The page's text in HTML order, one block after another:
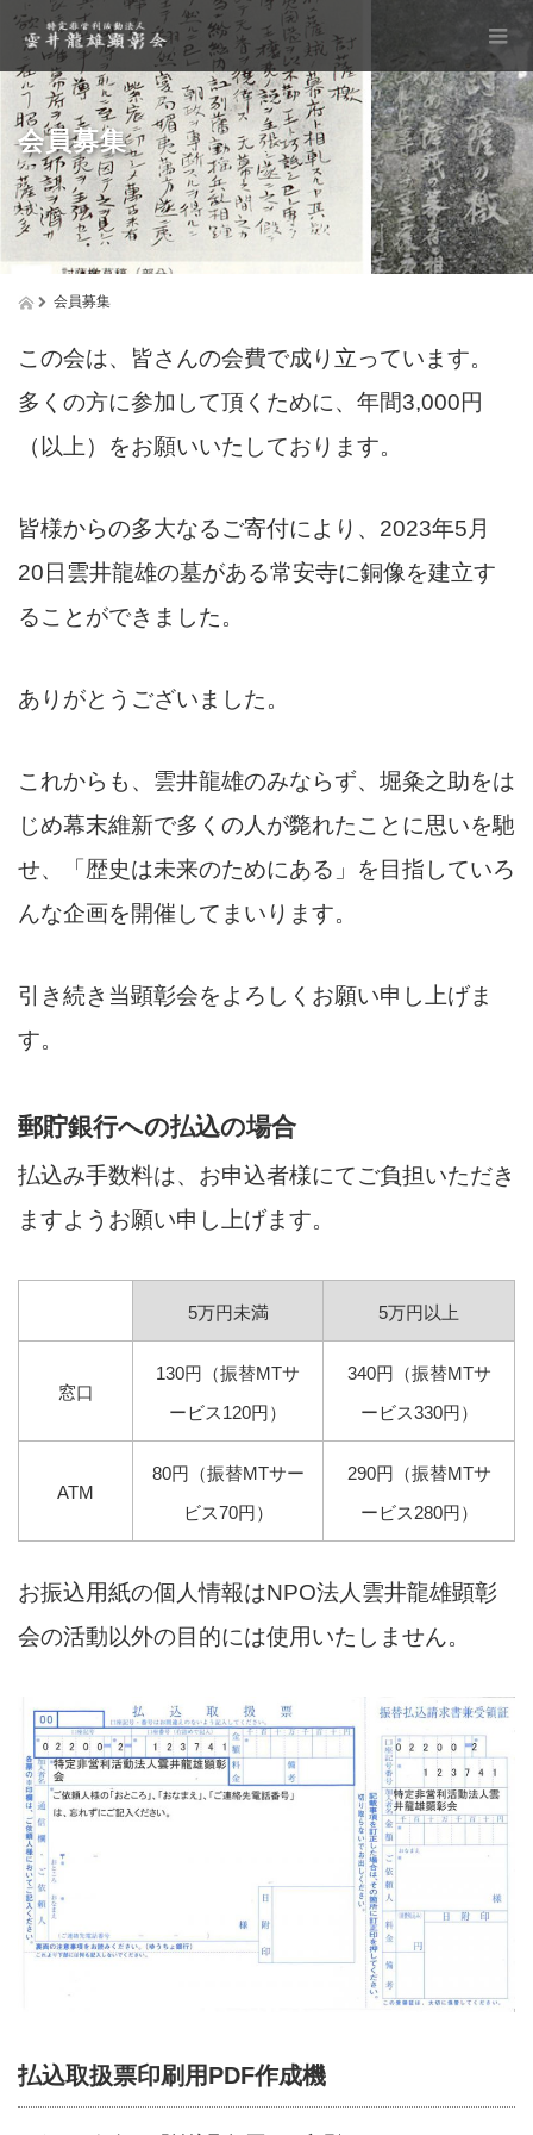
会員募集
会員募集
この会は、皆さんの会費で成り立っています。
多くの方に参加して頂くために、年間3,000円
（以上）をお願いいたしております。
皆様からの多大なるご寄付により、2023年5月
20日雲井龍雄の墓がある常安寺に銅像を建立す
ることができました。
ありがとうございました。
これからも、雲井龍雄のみならず、堀粂之助をは
じめ幕末維新で多くの人が斃れたことに思いを馳
せ、「歴史は未来のためにある」を目指していろ
んな企画を開催してまいります。
引き続き当顕彰会をよろしくお願い申し上げま
す。
郵貯銀行への払込の場合
払込み手数料は、お申込者様にてご負担いただき
ますようお願い申し上げます。
5万円未満 5万円以上
窓口
130円（振替MTサ
ービス120円）
340円（振替MTサ
ービス330円）
ATM
80円（振替MTサー
ビス70円）
290円（振替MTサ
ービス280円）
お振込用紙の個人情報はNPO法人雲井龍雄顕彰
会の活動以外の目的には使用いたしません。
払込取扱票印刷用PDF作成機